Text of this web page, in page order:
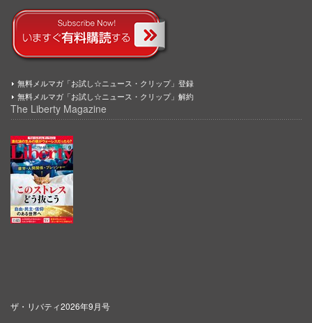
無料メルマガ「お試し☆ニュース・クリップ」登録
無料メルマガ「お試し☆ニュース・クリップ」解約
The Liberty Magazine
ザ・リバティ2026年9月号